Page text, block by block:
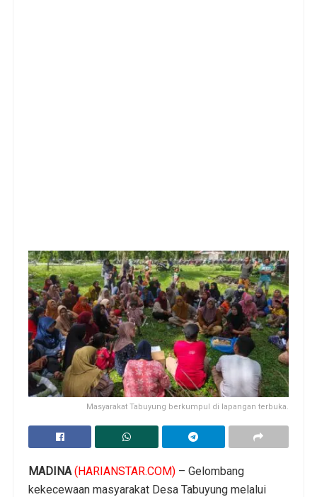
Masyarakat Tabuyung berkumpul di lapangan terbuka.
MADINA (HARIANSTAR.COM) – Gelombang
kekecewaan masyarakat Desa Tabuyung melalui